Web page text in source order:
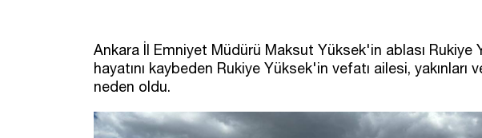
Ankara İl Emniyet Müdürü Maksut Yüksek'in ablası Rukiye
hayatını kaybeden Rukiye Yüksek'in vefatı ailesi,
neden oldu.